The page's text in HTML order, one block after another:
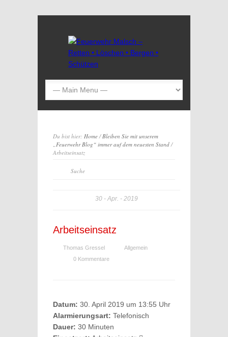
Du bist hier: Home/Bleiben Sie mit unserem
„Feuerwehr Blog“ immer auf dem neuesten Stand/
Arbeitseinsatz
30 Apr. 2019
Arbeitseinsatz
Thomas Gressel
Allgemein
0 Kommentare
Datum: 30. April 2019 um 13:55 Uhr
Alarmierungsart: Telefonisch
Dauer: 30 Minuten